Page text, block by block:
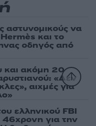
αστυνομικούς να
και το
οδηγός από
και ακόμη 20
«Δεν
αιχμές για
ελληνικού FBI
για την